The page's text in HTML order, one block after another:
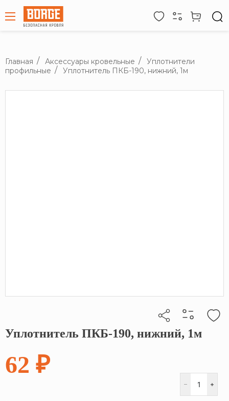
Главная Аксессуары кровельные
Уплотнители
профильные
Уплотнитель ПКБ-190, нижний, 1м
Кликните, чтобы скопировать прямую ссылку
Уплотнитель ПКБ-190, нижний, 1м
62 ₽